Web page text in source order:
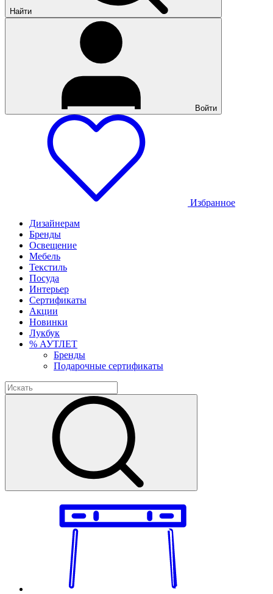
Найти
Войти
Избранное
Дизайнерам
Бренды
Освещение
Мебель
Текстиль
Посуда
Интерьер
Сертификаты
Акции
Новинки
Лукбук
% АУТЛЕТ
Бренды
Подарочные сертификаты